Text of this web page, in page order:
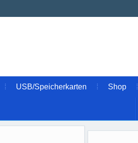
USB/Speicherkarten Shop